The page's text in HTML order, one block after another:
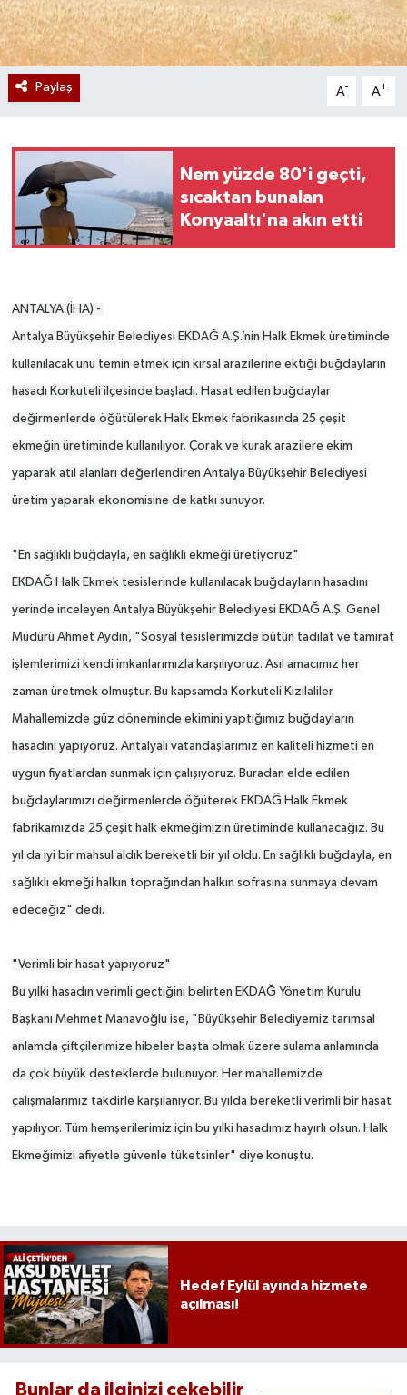
Paylaş A- A+
Nem yüzde 80'i geçti,
sıcaktan bunalan
Konyaaltı'na akın etti
ANTALYA (İHA) -
Antalya Büyükşehir Belediyesi EKDAĞ A.Ş.’nin Halk Ekmek üretiminde
kullanılacak unu temin etmek için kırsal arazilerine ektiği buğdayların
hasadı Korkuteli ilçesinde başladı. Hasat edilen buğdaylar
değirmenlerde öğütülerek Halk Ekmek fabrikasında 25 çeşit
ekmeğin üretiminde kullanılıyor. Çorak ve kurak arazilere ekim
yaparak atıl alanları değerlendiren Antalya Büyükşehir Belediyesi
üretim yaparak ekonomisine de katkı sunuyor.
"En sağlıklı buğdayla, en sağlıklı ekmeği üretiyoruz"
EKDAĞ Halk Ekmek tesislerinde kullanılacak buğdayların hasadını
yerinde inceleyen Antalya Büyükşehir Belediyesi EKDAĞ A.Ş. Genel
Müdürü Ahmet Aydın, "Sosyal tesislerimizde bütün tadilat ve tamirat
işlemlerimizi kendi imkanlarımızla karşılıyoruz. Asıl amacımız her
zaman üretmek olmuştur. Bu kapsamda Korkuteli Kızılaliler
Mahallemizde güz döneminde ekimini yaptığımız buğdayların
hasadını yapıyoruz. Antalyalı vatandaşlarımız en kaliteli hizmeti en
uygun fiyatlardan sunmak için çalışıyoruz. Buradan elde edilen
buğdaylarımızı değirmenlerde öğüterek EKDAĞ Halk Ekmek
fabrikamızda 25 çeşit halk ekmeğimizin üretiminde kullanacağız. Bu
yıl da iyi bir mahsul aldık bereketli bir yıl oldu. En sağlıklı buğdayla, en
sağlıklı ekmeği halkın toprağından halkın sofrasına sunmaya devam
edeceğiz" dedi.
"Verimli bir hasat yapıyoruz"
Bu yılki hasadın verimli geçtiğini belirten EKDAĞ Yönetim Kurulu
Başkanı Mehmet Manavoğlu ise, "Büyükşehir Belediyemiz tarımsal
anlamda çiftçilerimize hibeler başta olmak üzere sulama anlamında
da çok büyük desteklerde bulunuyor. Her mahallemizde
çalışmalarımız takdirle karşılanıyor. Bu yılda bereketli verimli bir hasat
yapılıyor. Tüm hemşerilerimiz için bu yılki hasadımız hayırlı olsun. Halk
Ekmeğimizi afiyetle güvenle tüketsinler" diye konuştu.
Hedef Eylül ayında hizmete
açılması!
Bunlar da ilginizi çekebilir